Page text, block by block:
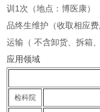
训1次（地点：博医康
品终生维护（收取相应
运输（ 不含卸货、拆箱
应用领域
检科院